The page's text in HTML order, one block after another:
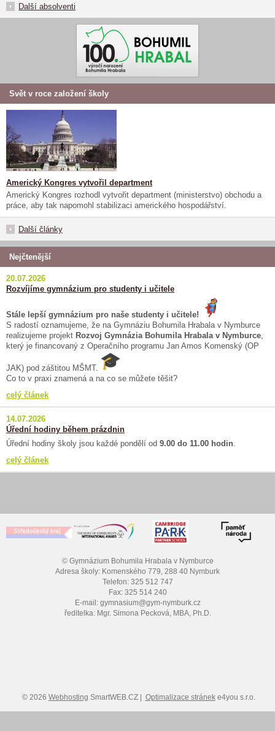
Další absolventi
Svět v roce založení školy
Americký Kongres vytvořil department
Americký Kongres rozhodl vytvořit department (ministerstvo) obchodu a
práce, aby tak napomohl stabilizaci amerického hospodářství.
Další články
Nejčtenější
20.07.2026
Rozvíjíme gymnázium pro studenty i učitele
Stále lepší gymnázium pro naše studenty i učitele!
S radostí oznamujeme, že na Gymnáziu Bohumila Hrabala v Nymburce
realizujeme projekt Rozvoj Gymnázia Bohumila Hrabala v Nymburce,
který je financovaný z Operačního programu Jan Amos Komenský (OP
JAK) pod záštitou MŠMT.
Co to v praxi znamená a na co se můžete těšit?
celý článek
14.07.2026
Úřední hodiny během prázdnin
Úřední hodiny školy jsou každé pondělí od 9.00 do 11.00 hodin.
celý článek
© Gymnázium Bohumila Hrabala v Nymburce
Adresa školy: Komenského 779, 288 40 Nymburk
Telefon: 325 512 747
Fax: 325 514 240
E-mail: gymnasium@gym-nymburk.cz
ředitelka: Mgr. Simona Pecková, MBA, Ph.D.
© 2026 Webhosting SmartWEB.CZ | Optimalizace stráneke4you s.r.o.